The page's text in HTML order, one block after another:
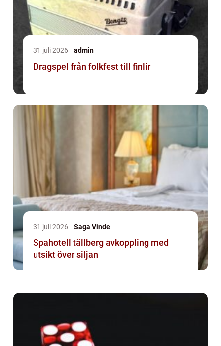
31 juli 2026 admin
Dragspel från folkfest till finlir
31 juli 2026 Saga Vinde
Spahotell tällberg avkoppling med
utsikt över siljan